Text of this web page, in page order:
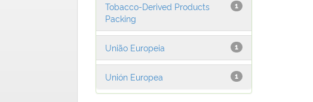
1
Tobacco-Derived Products
Packing
1
União Europeia
1
Unión Europea